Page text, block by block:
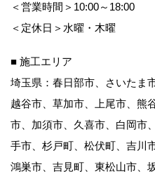
＜営業時間＞10:00～18:00
＜定休日＞水曜・木曜
■ 施工エリア
埼玉県：春日部市、さいたま
越谷市、草加市、上尾市、熊
市、加須市、久喜市、白岡市
手市、杉戸町、松伏町、吉川
鴻巣市、吉見町、東松山市、